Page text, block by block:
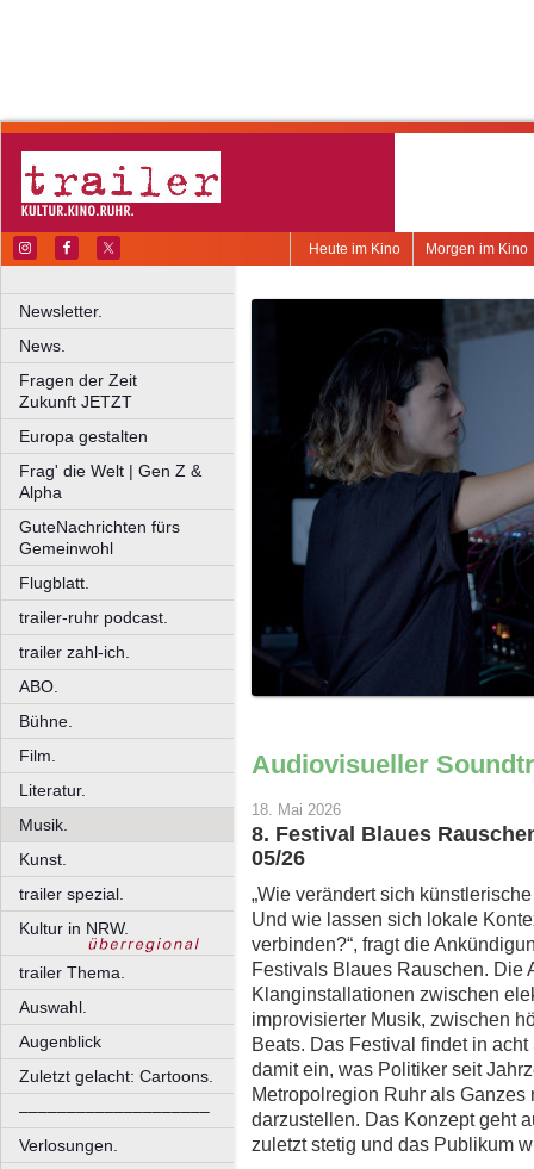
Morgen im Kino
Heute im Kino
Newsletter.
News.
Fragen der Zeit
Zukunft JETZT
Europa gestalten
Frag' die Welt | Gen Z &
Alpha
GuteNachrichten fürs
Gemeinwohl
Flugblatt.
trailer-ruhr podcast.
trailer zahl-ich.
ABO.
Bühne.
Film.
Literatur.
Musik.
Kunst.
trailer spezial.
Kultur in NRW.
trailer Thema.
Auswahl.
Augenblick
Zuletzt gelacht: Cartoons.
––––––––––––––––––––
Verlosungen.
Audiovisueller
18. Mai 2026
8. Festival Blaues
05/26
„Wie verändert sich
Und wie lassen sich lokale
verbinden?“, fragt die
Festivals Blaues Rauschen. Die
Klanginstallationen zwischen
improvisierter Musik, zwischen
Beats. Das Festival findet in
damit ein, was Politiker seit
Metropolregion Ruhr als
darzustellen. Das Konzept geht
zuletzt stetig und das Publikum